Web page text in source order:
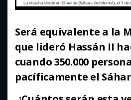
Será equivalente a la
que lideró Hassán II
cuando 350.000
pacíficamente el